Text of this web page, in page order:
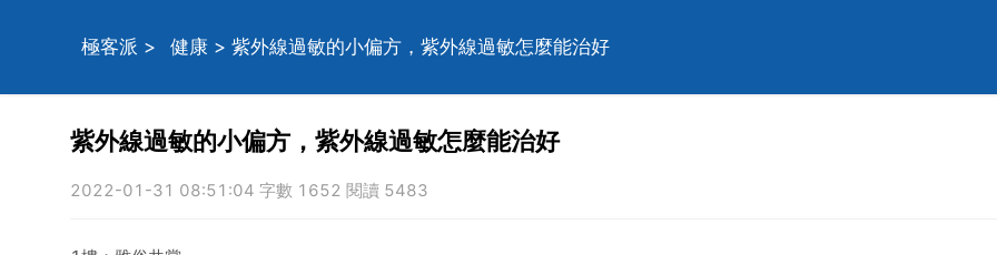
極客派 > 健康 > 紫外線過敏的小偏方，紫外線過敏怎麼能治好
紫外線過敏的小偏方，紫外線過敏怎麼能治好
2022-01-31 08:51:04 字數 1652 閱讀 5483